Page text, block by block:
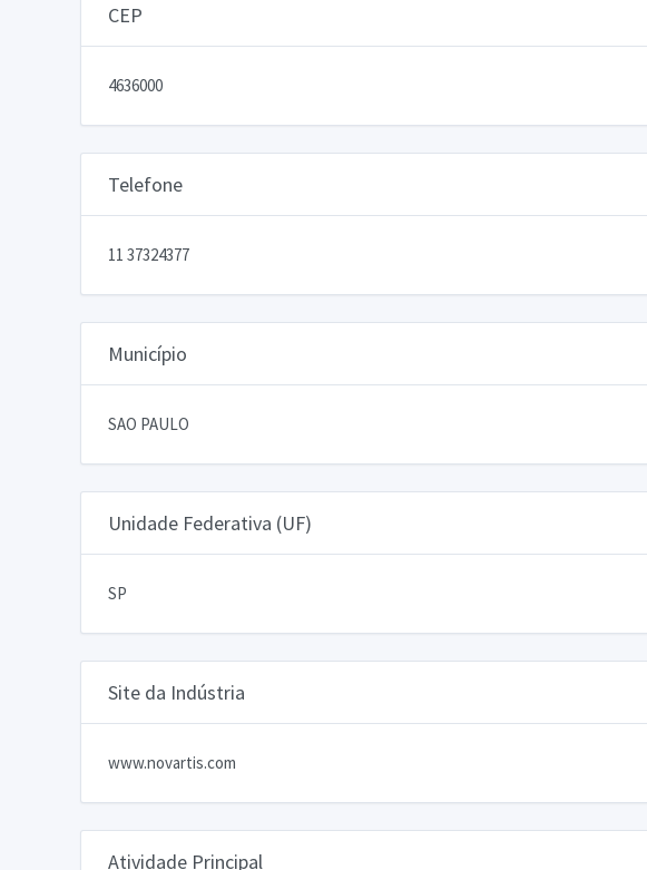
CEP
4636000
Telefone
11 37324377
Município
SAO PAULO
Unidade Federativa (UF)
SP
Site da Indústria
www.novartis.com
Atividade Principal